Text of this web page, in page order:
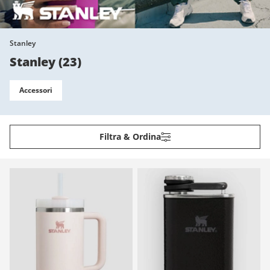
Stanley
Stanley(23)
Accessori
Filtra & Ordina